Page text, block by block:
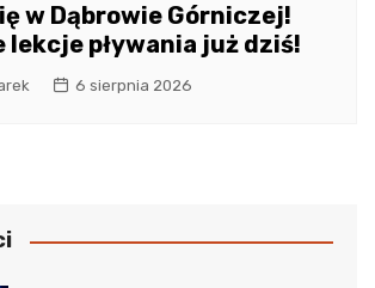
w Dąbrowie Górniczej!
lekcje pływania już dziś!
6 sierpnia 2026